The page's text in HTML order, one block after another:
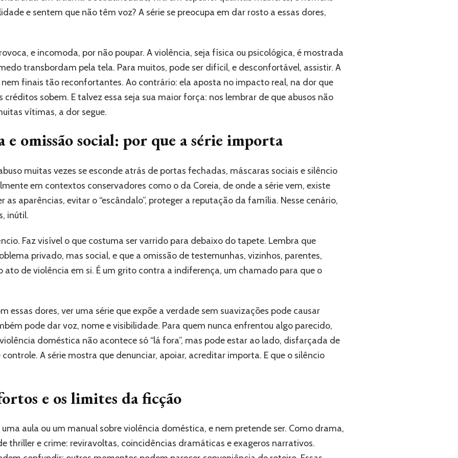
e sentem que não têm voz? A série se preocupa em dar rosto a essas dores,
e incomoda, por não poupar. A violência, seja física ou psicológica, é mostrada
transbordam pela tela. Para muitos, pode ser difícil, e desconfortável, assistir. A
finais tão reconfortantes. Ao contrário: ela aposta no impacto real, na dor que
sobem. E talvez essa seja sua maior força: nos lembrar de que abusos não
vítimas, a dor segue.
e omissão social: por que a série importa
muitas vezes se esconde atrás de portas fechadas, máscaras sociais e silêncio
em contextos conservadores como o da Coreia, de onde a série vem, existe
aparências, evitar o “escândalo”, proteger a reputação da família. Nesse cenário,
inútil.
Faz visível o que costuma ser varrido para debaixo do tapete. Lembra que
privado, mas social, e que a omissão de testemunhas, vizinhos, parentes,
de violência em si. É um grito contra a indiferença, um chamado para que o
essas dores, ver uma série que expõe a verdade sem suavizações pode causar
pode dar voz, nome e visibilidade. Para quem nunca enfrentou algo parecido,
doméstica não acontece só “lá fora”, mas pode estar ao lado, disfarçada de
A série mostra que denunciar, apoiar, acreditar importa. E que o silêncio
e os limites da ficção
uma aula ou um manual sobre violência doméstica, e nem pretende ser. Como drama,
thriller e crime: reviravoltas, coincidências dramáticas e exageros narrativos.